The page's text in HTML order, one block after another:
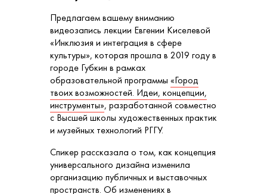
Предлагаем вашему вниманию
видеозапись лекции Евгении Киселевой
«Инклюзия и интеграция в сфере
культуры», которая прошла в 2019 году в
городе Губкин в рамках
образовательной программы «Город
твоих возможностей. Идеи, концепции,
инструменты», разработанной совместно
с Высшей школы художественных практик
и музейных технологий РГГУ.
Спикер рассказала о том, как концепция
универсального дизайна изменила
организацию публичных и выставочных
пространств. Об изменениях в